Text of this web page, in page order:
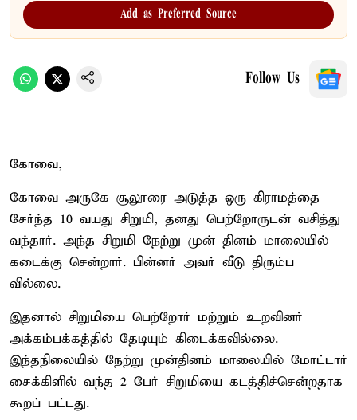
Add as Preferred Source
Follow Us
கோவை,
கோவை அருகே சூலூரை அடுத்த ஒரு கிராமத்தை
சேர்ந்த 10 வயது சிறுமி, தனது பெற்றோருடன் வசித்து
வந்தார். அந்த சிறுமி நேற்று முன் தினம் மாலையில்
கடைக்கு சென்றார். பின்னர் அவர் வீடு திரும்ப
வில்லை.
இதனால் சிறுமியை பெற்றோர் மற்றும் உறவினர்
அக்கம்பக்கத்தில் தேடியும் கிடைக்கவில்லை.
இந்தநிலையில் நேற்று முன்தினம் மாலையில் மோட்டார்
சைக்கிளில் வந்த 2 பேர் சிறுமியை கடத்திச்சென்றதாக
கூறப் பட்டது.